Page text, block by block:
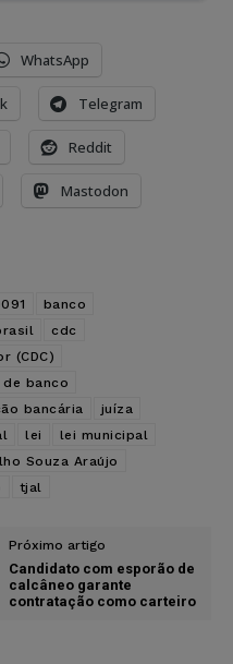
WhatsApp
Telegram
Reddit
Mastodon
banco
cdc
(CDC)
banco
bancária
juíza
lei
lei municipal
Souza Araújo
tjal
Próximo artigo
Candidato com esporão de
calcâneo garante
contratação como carteiro